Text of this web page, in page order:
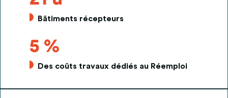
Bâtiments récepteurs
5 %
Des coûts travaux dédiés au Réemploi